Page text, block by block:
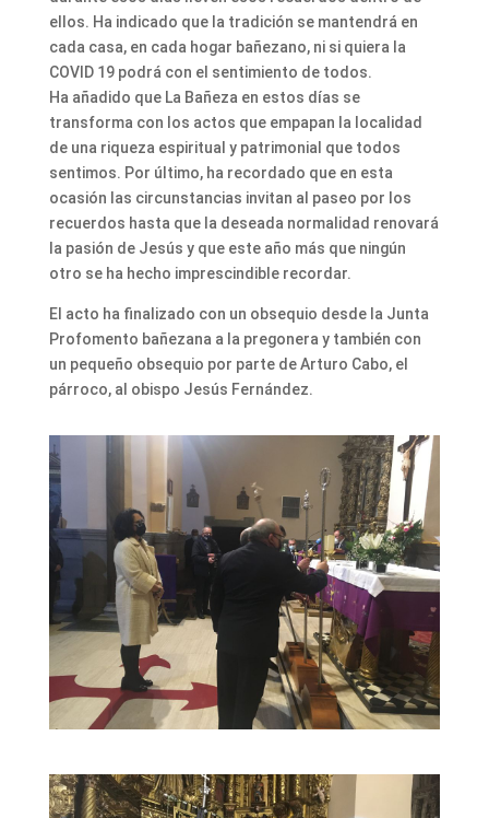
ellos. Ha indicado que la tradición se mantendrá en
cada casa, en cada hogar bañezano, ni si quiera la
COVID 19 podrá con el sentimiento de todos.
Ha añadido que La Bañeza en estos días se
transforma con los actos que empapan la localidad
de una riqueza espiritual y patrimonial que todos
sentimos. Por último, ha recordado que en esta
ocasión las circunstancias invitan al paseo por los
recuerdos hasta que la deseada normalidad renovará
la pasión de Jesús y que este año más que ningún
otro se ha hecho imprescindible recordar.
El acto ha finalizado con un obsequio desde la Junta
Profomento bañezana a la pregonera y también con
un pequeño obsequio por parte de Arturo Cabo, el
párroco, al obispo Jesús Fernández.